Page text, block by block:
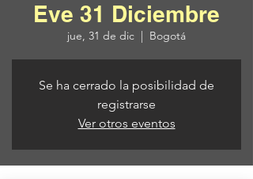
Eve 31 Diciembre
jue, 31 de dic
  |
Bogotá
Se ha cerrado la posibilidad de
registrarse
Ver otros eventos